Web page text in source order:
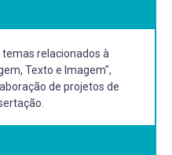
relacionados à
Texto e Imagem",
de projetos de